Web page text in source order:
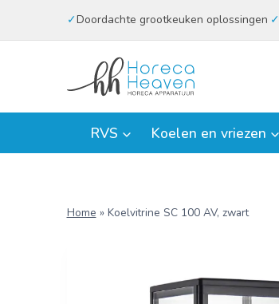
Doordachte grootkeuken oplossingen
RVS Koelen en vriezen
Home » Koelvitrine SC 100 AV, zwart